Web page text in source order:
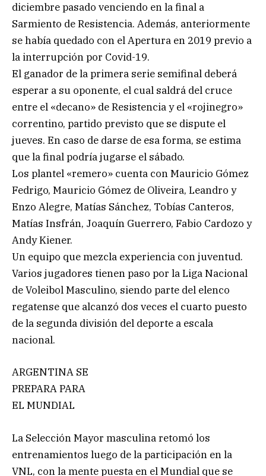
diciembre pasado venciendo en la final a
Sarmiento de Resistencia. Además, anteriormente
se había quedado con el Apertura en 2019 previo a
la interrupción por Covid-19.
El ganador de la primera serie semifinal deberá
esperar a su oponente, el cual saldrá del cruce
entre el «decano» de Resistencia y el «rojinegro»
correntino, partido previsto que se dispute el
jueves. En caso de darse de esa forma, se estima
que la final podría jugarse el sábado.
Los plantel «remero» cuenta con Mauricio Gómez
Fedrigo, Mauricio Gómez de Oliveira, Leandro y
Enzo Alegre, Matías Sánchez, Tobías Canteros,
Matías Insfrán, Joaquín Guerrero, Fabio Cardozo y
Andy Kiener.
Un equipo que mezcla experiencia con juventud.
Varios jugadores tienen paso por la Liga Nacional
de Voleibol Masculino, siendo parte del elenco
regatense que alcanzó dos veces el cuarto puesto
de la segunda división del deporte a escala
nacional.
ARGENTINA SE
PREPARA PARA
EL MUNDIAL
La Selección Mayor masculina retomó los
entrenamientos luego de la participación en la
VNL, con la mente puesta en el Mundial que se